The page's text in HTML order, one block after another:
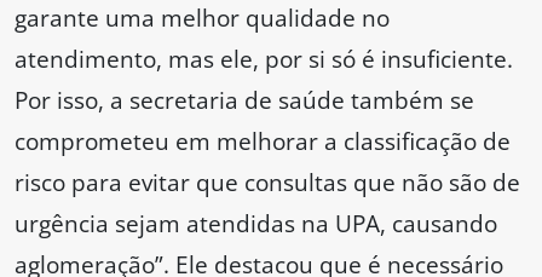
garante uma melhor qualidade no
atendimento, mas ele, por si só é insuficiente.
Por isso, a secretaria de saúde também se
comprometeu em melhorar a classificação de
risco para evitar que consultas que não são de
urgência sejam atendidas na UPA, causando
aglomeração”. Ele destacou que é necessário